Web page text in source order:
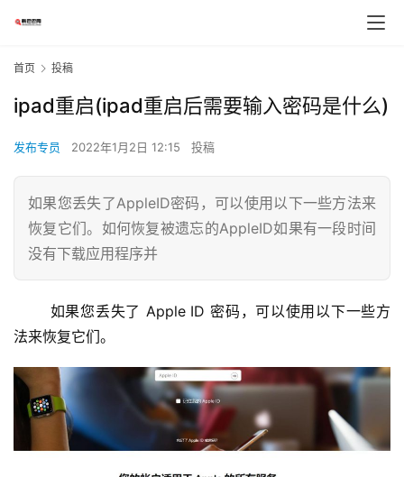
首页 投稿
ipad重启(ipad重启后需要输入密码是什么)
发布专员 2022年1月2日 12:15 投稿
如果您丢失了AppleID密码，可以使用以下一些方法来
恢复它们。如何恢复被遗忘的AppleID如果有一段时间
没有下载应用程序并
如果您丢失了 Apple ID 密码，可以使用以下一些方
法来恢复它们。